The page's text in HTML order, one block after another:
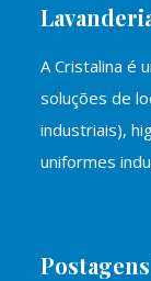
A Cristalina é
soluções de
industriais),
uniformes